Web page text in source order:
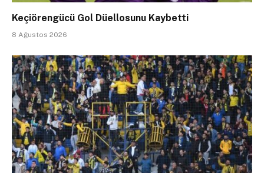
Keçiörengücü Gol Düellosunu Kaybetti
8 Ağustos 2026